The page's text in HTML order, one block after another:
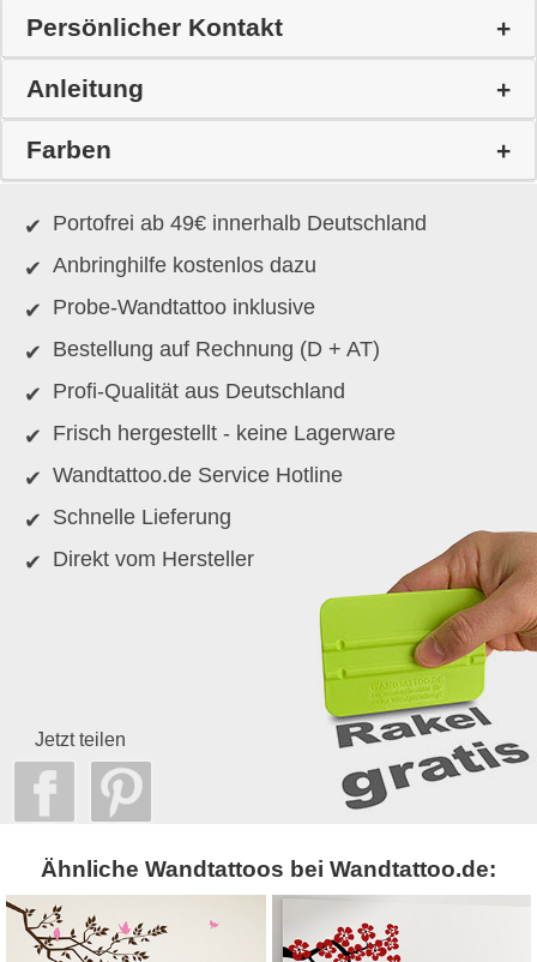
Persönlicher Kontakt
Anleitung
Farben
Portofrei ab 49€ innerhalb Deutschland
Anbringhilfe kostenlos dazu
Probe-Wandtattoo inklusive
Bestellung auf Rechnung (D + AT)
Profi-Qualität aus Deutschland
Frisch hergestellt - keine Lagerware
Wandtattoo.de Service Hotline
Schnelle Lieferung
Direkt vom Hersteller
Jetzt teilen
Ähnliche Wandtattoos bei Wandtattoo.de: